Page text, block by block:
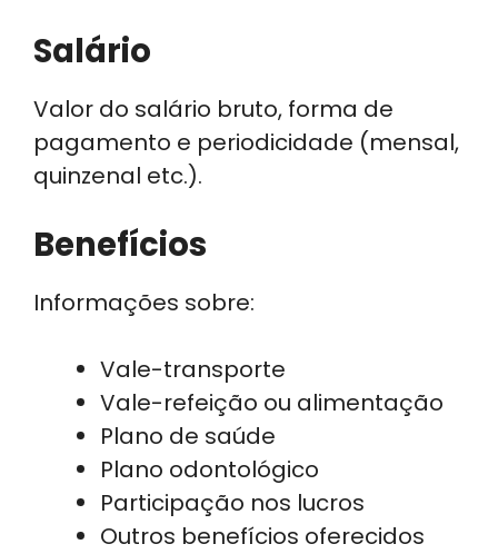
Salário
Valor do salário bruto, forma de
pagamento e periodicidade (mensal,
quinzenal etc.).
Benefícios
Informações sobre:
Vale-transporte
Vale-refeição ou alimentação
Plano de saúde
Plano odontológico
Participação nos lucros
Outros benefícios oferecidos